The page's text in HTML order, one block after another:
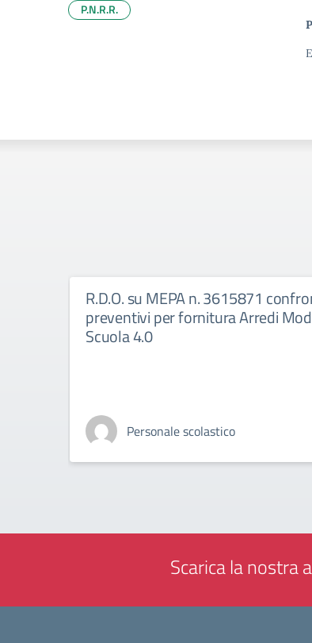
P.N.R.R.
R.D.O. su MEPA n. 3615871
preventivi per fornitura Arredi
Scuola 4.0
Personale scolastico
Scarica la nostra